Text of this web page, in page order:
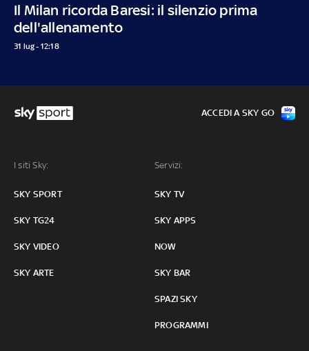
Il Milan ricorda Baresi: il silenzio prima
dell'allenamento
31 lug - 12:18
I siti Sky:
SKY SPORT
SKY TG24
SKY VIDEO
SKY ARTE
Servizi:
SKY TV
SKY APPS
NOW
SKY BAR
SPAZI SKY
PROGRAMMI
ACCEDI A SKY GO